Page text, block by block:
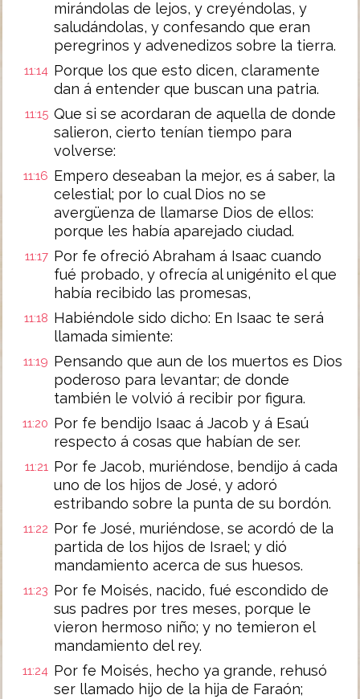
mirándolas de lejos, y creyéndolas, y
saludándolas, y confesando que eran
peregrinos y advenedizos sobre la tierra.
11:14 Porque los que esto dicen, claramente
dan á entender que buscan una patria.
11:15 Que si se acordaran de aquella de donde
salieron, cierto tenían tiempo para
volverse:
11:16 Empero deseaban la mejor, es á saber, la
celestial; por lo cual Dios no se
avergüenza de llamarse Dios de ellos:
porque les había aparejado ciudad.
11:17 Por fe ofreció Abraham á Isaac cuando
fué probado, y ofrecía al unigénito el que
había recibido las promesas,
11:18 Habiéndole sido dicho: En Isaac te será
llamada simiente:
11:19 Pensando que aun de los muertos es Dios
poderoso para levantar; de donde
también le volvió á recibir por figura.
11:20 Por fe bendijo Isaac á Jacob y á Esaú
respecto á cosas que habían de ser.
11:21 Por fe Jacob, muriéndose, bendijo á cada
uno de los hijos de José, y adoró
estribando sobre la punta de su bordón.
11:22 Por fe José, muriéndose, se acordó de la
partida de los hijos de Israel; y dió
mandamiento acerca de sus huesos.
11:23 Por fe Moisés, nacido, fué escondido de
sus padres por tres meses, porque le
vieron hermoso niño; y no temieron el
mandamiento del rey.
11:24 Por fe Moisés, hecho ya grande, rehusó
ser llamado hijo de la hija de Faraón;